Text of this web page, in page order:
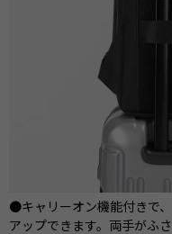
●キャリーオン機能付きで
アップできます。両手がふ